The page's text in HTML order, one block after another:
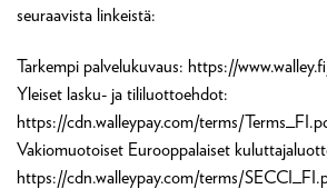
seuraavista linkeistä:
Tarkempi palvelukuvaus: https://
Yleiset lasku- ja tililuottoehdot:
https://cdn.walleypay.com/terms/
Vakiomuotoiset Eurooppalaiset
https://cdn.walleypay.com/terms/